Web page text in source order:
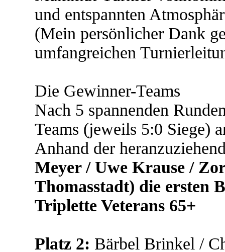
und entspannten
(Mein persönlicher Dank
umfangreichen
Die Gewinner-Teams
Nach 5 spannenden
Teams (jeweils 5:0 Siege)
Anhand der
Meyer / Uwe Krause /
Thomasstadt) die ersten
Triplette Veterans 65+
Platz 2: Bärbel Brinkel /